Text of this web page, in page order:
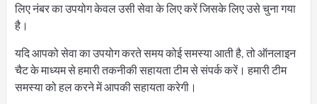
लिए नंबर का उपयोग केवल उसी सेवा के लिए करें जिसके लिए उसे चुना गया
है।
यदि आपको सेवा का उपयोग करते समय कोई समस्या आती है, तो ऑनलाइन
चैट के माध्यम से हमारी तकनीकी सहायता टीम से संपर्क करें। हमारी टीम
समस्या को हल करने में आपकी सहायता करेगी।